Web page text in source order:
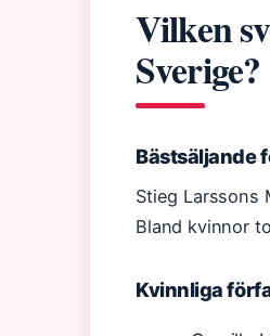
Vilken
Sverige?
Bästsäljande
Stieg Larssons
Bland kvinnor
Kvinnliga